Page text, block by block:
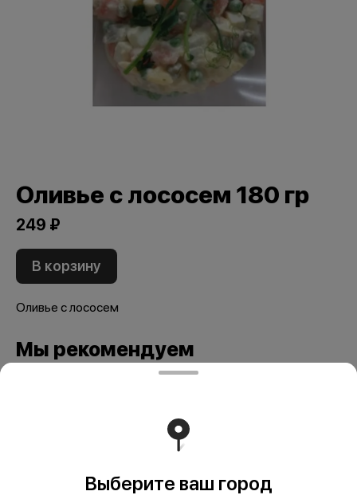
Оливье с лососем 180 гр
249 ₽
В корзину
Оливье с лососем
Мы рекомендуем
Выберите ваш город